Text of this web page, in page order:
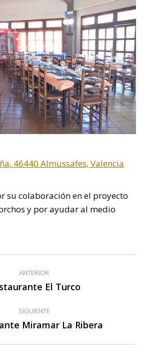
46440 Almussafes, Valencia
su colaboración en el proyecto
y por ayudar al medio
ANTERIOR
Publicación
El Turco
SIGUIENTE
Publicación
Miramar La Ribera